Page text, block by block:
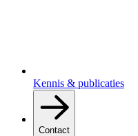
Kennis & publicaties
Contact